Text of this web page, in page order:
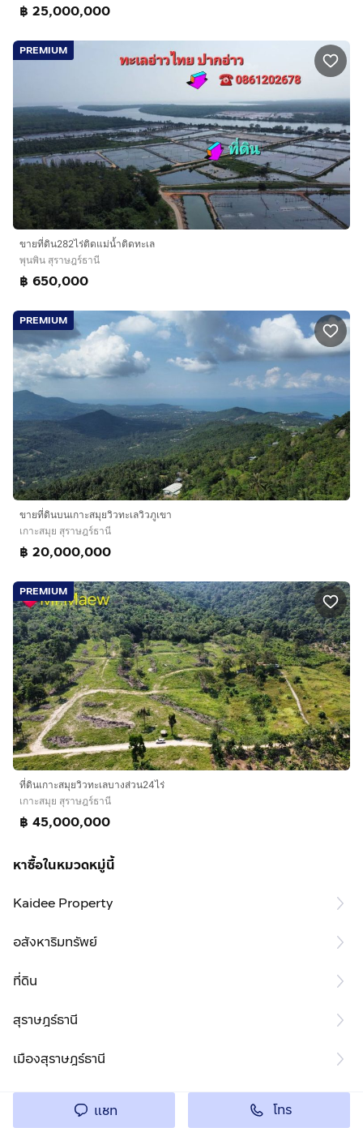
฿ 25,000,000
PREMIUM
ขายที่ดิน282ไร่ติดแม่น้ำติดทะเล
พุนพิน สุราษฎร์ธานี
฿ 650,000
PREMIUM
ขายที่ดินบนเกาะสมุยวิวทะเลวิวภูเขา
เกาะสมุย สุราษฎร์ธานี
฿ 20,000,000
PREMIUM
ที่ดินเกาะสมุยวิวทะเลบางส่วน24ไร่
เกาะสมุย สุราษฎร์ธานี
฿ 45,000,000
หาซื้อในหมวดหมู่นี้
Kaidee Property
อสังหาริมทรัพย์
ที่ดิน
สุราษฎร์ธานี
เมืองสุราษฎร์ธานี
แชท โทร